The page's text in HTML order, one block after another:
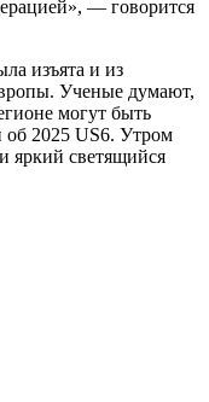
— говорится
изъята и из
Ученые думают,
могут быть
об 2025 US6. Утром
яркий светящийся